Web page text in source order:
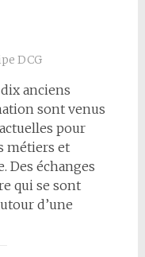
DCG
anciens
sont venus
pour
métiers et
Des échanges
qui se sont
d’une